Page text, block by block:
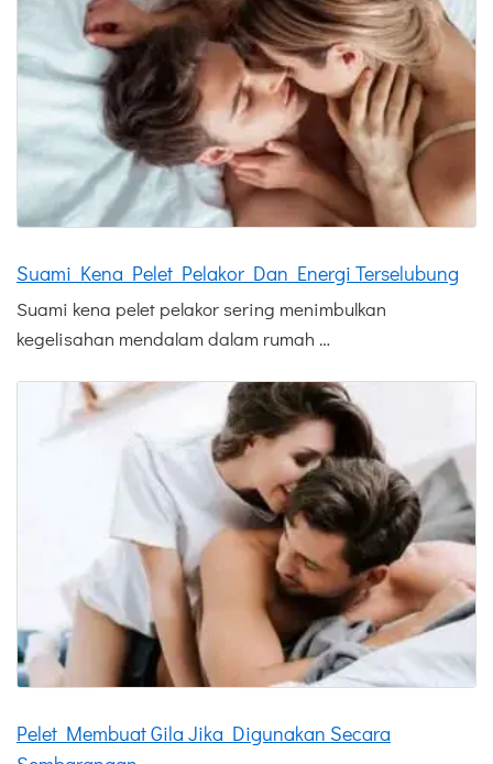
Suami Kena Pelet Pelakor Dan Energi Terselubung
Suami kena pelet pelakor sering menimbulkan
kegelisahan mendalam dalam rumah …
Pelet Membuat Gila Jika Digunakan Secara